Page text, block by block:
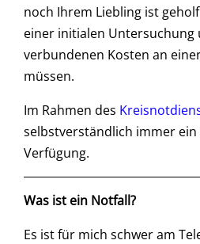
noch Ihrem Liebling ist
einer initialen Untersuchung
verbundenen Kosten an
müssen.
Im Rahmen des
selbstverständlich immer
Verfügung.
Was ist ein Notfall?
Es ist für mich schwer am